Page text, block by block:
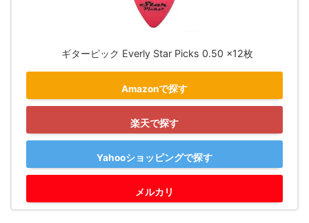
ギターピック Everly Star Picks 0.50 x12枚
Amazonで探す
楽天で探す
Yahooショッピングで探す
メルカリ